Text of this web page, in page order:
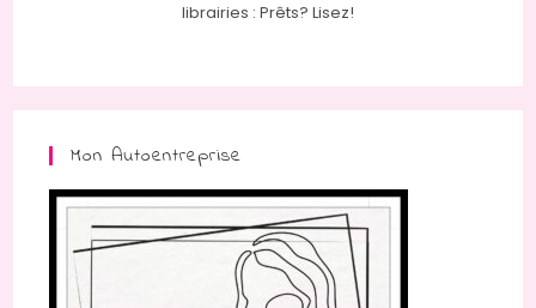
librairies : Prêts? Lisez!
Mon Autoentreprise